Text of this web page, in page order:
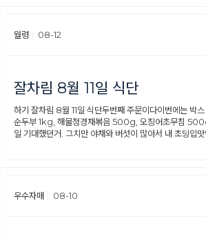
월령 08-12
잘차림 8월 11일 식단
하기 잘차림 8월 11일 식단두번째 주문이다이번에는 박
순두부 1kg, 해물청경채볶음 500g, 오징어초무침
일 기대했던거. 그치만 야채와 버섯이 많아서 내 초딩입
우수자매 08-10